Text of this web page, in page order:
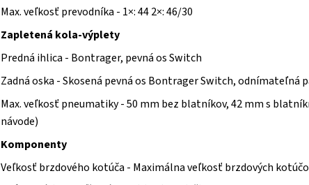
Max. veľkosť prevodníka - 1×: 44 2×: 46/30
Zapletená kola-výplety
Predná ihlica - Bontrager, pevná os Switch
Zadná oska - Skosená pevná os Bontrager Switch, odnímateľná
Max. veľkosť pneumatiky - 50 mm bez blatníkov, 42 mm s
návode)
Komponenty
Veľkosť brzdového kotúča - Maximálna veľkosť brzdových